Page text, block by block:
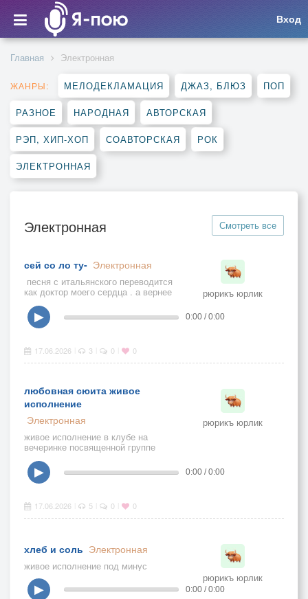
Вход
Главная Электронная
ЖАНРЫ: МЕЛОДЕКЛАМАЦИЯ ДЖАЗ, БЛЮЗ ПОП
РАЗНОЕ НАРОДНАЯ АВТОРСКАЯ
РЭП, ХИП-ХОП СОАВТОРСКАЯ РОК
ЭЛЕКТРОННАЯ
Электронная Смотреть все
сей со ло ту- Электронная
песня с итальянского переводится
как доктор моего сердца . а вернее
наоборот это перевод на
итальянский этой песни
рюрикъ юрлик
▶ 0:00 / 0:00
17.06.2026 3 0 0
любовная сюита живое
исполнение
Электронная
живое исполнение в клубе на
вечеринке посвященной группе
модерн токинг
рюрикъ юрлик
▶ 0:00 / 0:00
17.06.2026 5 0 0
хлеб и соль Электронная
живое исполнение под минус
рюрикъ юрлик
▶ 0:00 / 0:00